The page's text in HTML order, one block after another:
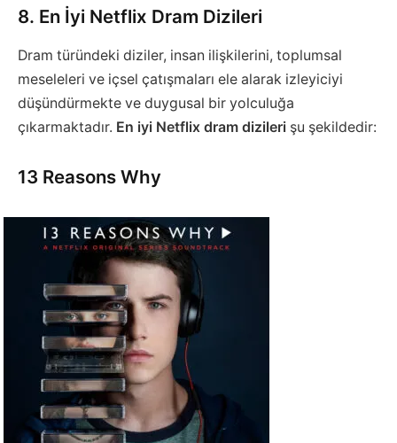
8. En İyi Netflix Dram Dizileri
Dram türündeki diziler, insan ilişkilerini, toplumsal
meseleleri ve içsel çatışmaları ele alarak izleyiciyi
düşündürmekte ve duygusal bir yolculuğa
çıkarmaktadır. En iyi Netflix dram dizileri şu şekildedir:
13 Reasons Why